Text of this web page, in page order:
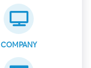
COMPANY